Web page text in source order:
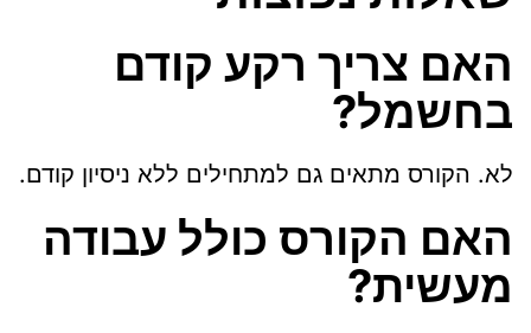
האם צריך רקע קודם
בחשמל?
לא. הקורס מתאים גם למתחילים ללא ניסיון קודם.
האם הקורס כולל עבודה
מעשית?